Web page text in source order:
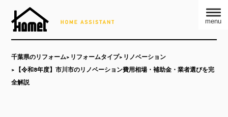
menu
千葉県のリフォーム リフォームタイプ
リノベーション
【令和8年度】市川市のリノベーション費用相場・補助金・業者選びを完
全解説